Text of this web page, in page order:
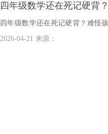
四年级数学还在死记硬背
四年级数学还在死记硬背？难怪
年级是个隐形杀手。很多孩子一
2026-04-21 来源：